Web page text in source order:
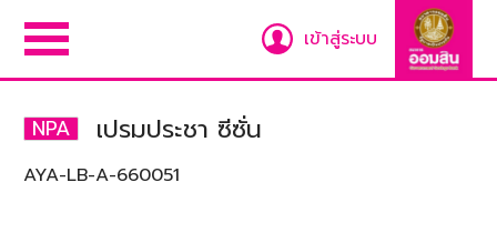
เข้าสู่ระบบ
NPA เปรมประชา ซีซั่น
AYA-LB-A-660051